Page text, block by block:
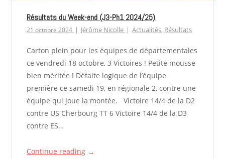
Résultats du Week-end (J3-Ph1 2024/25)
21 octobre 2024 Jérôme Nicolle Actualités, Résultats
Carton plein pour les équipes de départementales
ce vendredi 18 octobre, 3 Victoires ! Petite mousse
bien méritée ! Défaite logique de l’équipe
première ce samedi 19, en régionale 2, contre une
équipe qui joue la montée. Victoire 14/4 de la D2
contre US Cherbourg TT 6 Victoire 14/4 de la D3
contre ES…
Continue reading →